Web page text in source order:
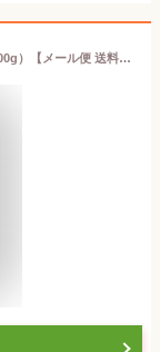
【楽天1位】 訳あり）うずらの煮卵200g×2（400g）【メール便 送料無料 同梱、ギフト包装、代引支払不可 】おつまみ専門 伍魚福 家飲みおつまみ 国産うずら 玉子